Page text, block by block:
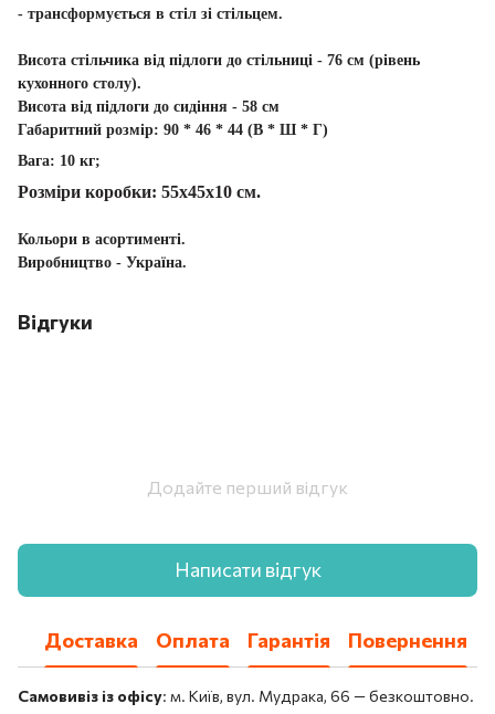
- трансформується в стіл зі стільцем.
Висота стільчика від підлоги до стільниці - 76 см (рівень
кухонного столу).
Висота від підлоги до сидіння - 58 см
Габаритний розмір: 90 * 46 * 44 (В * Ш * Г)
Вага: 10 кг;
Розміри коробки: 55х45х10 см.
Кольори в асортименті.
Виробництво - Україна.
Відгуки
Додайте перший відгук
Написати відгук
Доставка Оплата Гарантія Повернення
Самовивіз із офісу: м. Київ, вул. Мудрака, 66 — безкоштовно.